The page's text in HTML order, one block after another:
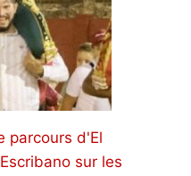
parcours d'El
sur les